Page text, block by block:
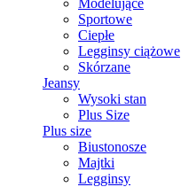
Modelujące
Sportowe
Ciepłe
Legginsy ciążowe
Skórzane
Jeansy
Wysoki stan
Plus Size
Plus size
Biustonosze
Majtki
Legginsy